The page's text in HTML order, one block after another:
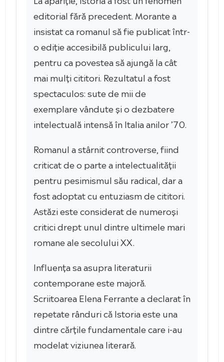
editorial fără precedent. Morante a
insistat ca romanul să fie publicat într-
o ediție accesibilă publicului larg,
pentru ca povestea să ajungă la cât
mai mulți cititori. Rezultatul a fost
spectaculos: sute de mii de
exemplare vândute și o dezbatere
intelectuală intensă în Italia anilor ’70.
Romanul a stârnit controverse, fiind
criticat de o parte a intelectualității
pentru pesimismul său radical, dar a
fost adoptat cu entuziasm de cititori.
Astăzi este considerat de numeroși
critici drept unul dintre ultimele mari
romane ale secolului XX.
Influența sa asupra literaturii
contemporane este majoră.
Scriitoarea Elena Ferrante a declarat în
repetate rânduri că Istoria este una
dintre cărțile fundamentale care i-au
modelat viziunea literară.